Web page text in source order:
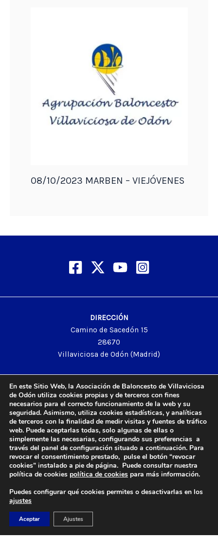
08/10/2023 MARBEN – VIEJÓVENES
DIRECCIÓN
Camino de Sacedón 15
28670
Villaviciosa de Odón (Madrid)
abvo@baloncestoabvo.com
TELÉFONO
916 657 426
© 2024 Agrupación Baloncesto de Villaviciosa de Odón.
Aviso Legal
Política de Cookies
Diseño y Desarrollo web by
Company.
En este Sitio Web, la Asociación de Baloncesto de Villaviciosa
de Odón utiliza cookies propias y de terceros con fines
necesarios para el correcto funcionamiento de la web y su
seguridad. Asimismo, utiliza cookies estadísticas, y analíticas
de terceros con la finalidad de medir visitas y fuentes de tráfico
web. Puede aceptarlas todas, solo algunas de ellas o
simplemente las necesarias, configurando sus preferencias a
través del panel de configuración situado a continuación. Para
revocar el consentimiento prestado, pulse el botón “revocar
cookies” instalado a pie de página. Puede consultar nuestra
política de cookies política de cookies para más información.
Puedes configurar qué cookies permites o desactivarlas en los
ajustes
Aceptar Ajustes